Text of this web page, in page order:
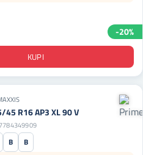
-20%
45 R16 AP3 XL 90 V
B
B